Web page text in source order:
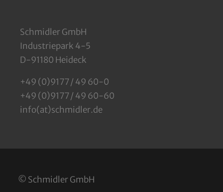
Schmidler GmbH
Industriepark 4-5
D-91180 Heideck
+49 (0)9177 / 49 60-0
+49 (0)9177 / 49 60-60
info(at)schmidler.de
© Schmidler GmbH